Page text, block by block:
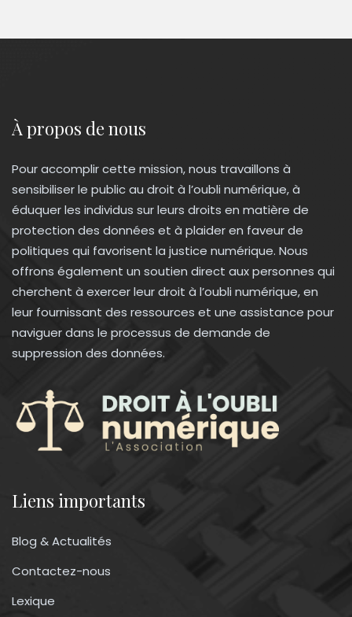
À propos de nous
Pour accomplir cette mission, nous travaillons à
sensibiliser le public au droit à l’oubli numérique, à
éduquer les individus sur leurs droits en matière de
protection des données et à plaider en faveur de
politiques qui favorisent la justice numérique. Nous
offrons également un soutien direct aux personnes qui
cherchent à exercer leur droit à l’oubli numérique, en
leur fournissant des ressources et une assistance pour
naviguer dans le processus de demande de
suppression des données.
Liens importants
Blog & Actualités
Contactez-nous
Lexique